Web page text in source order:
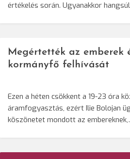
értékelés során. Ugyanakkor
Megértették az emberek
kormányfő felhívását
Ezen a héten csökkent a 19-23 óra
áramfogyasztás, ezért Ilie Bolojan
köszönetet mondott az